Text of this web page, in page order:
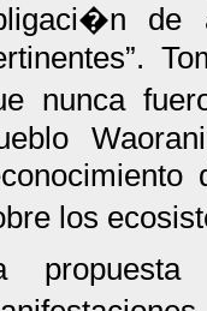
de
.
nunca
los